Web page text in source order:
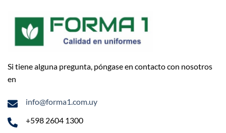
Si tiene alguna pregunta, póngase en contacto con nosotros
en
info@forma1.com.uy
+598 2604 1300